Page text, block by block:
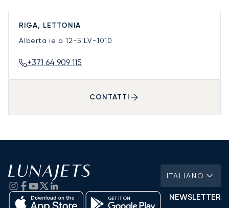
RIGA, LETTONIA
Alberta iela 12-5 LV-1010
+371 64 909 115
CONTATTI
ITALIANO
NEWSLETTER